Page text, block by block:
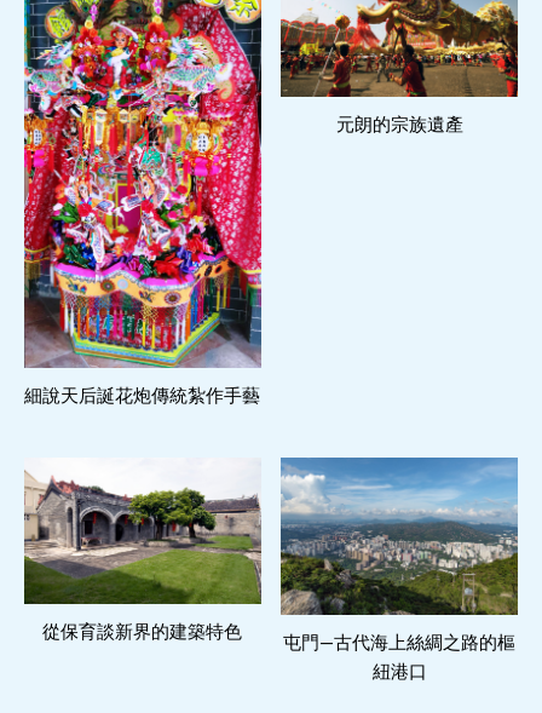
閱讀更多
細說天后誕花炮傳統紮作手藝
閱讀更多
元朗的宗族遺產
閱讀更多
從保育談新界的建築特色
閱讀更多
屯門—古代海上絲綢之路的樞
紐港口